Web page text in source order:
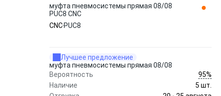
муфта пневмосистемы прямая 08/08
PUC8 CNC
CNC PUC8
Лучшее предложение
муфта пневмосистемы прямая 08/08
Вероятность
95%
Наличие
5 шт.